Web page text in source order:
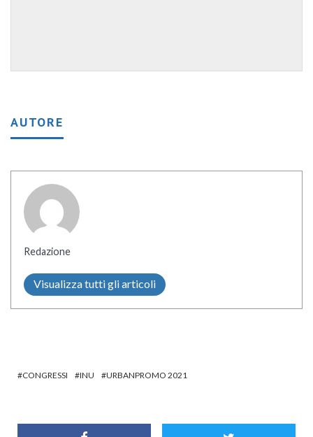
AUTORE
Redazione
Visualizza tutti gli articoli
CONGRESSI INU URBANPROMO 2021